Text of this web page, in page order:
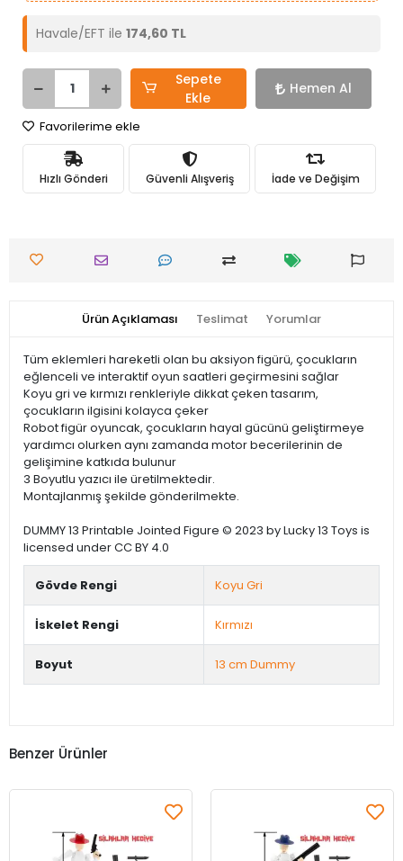
Havale/EFT ile 174,60 TL
Sepete
Ekle
Hemen Al
Favorilerime ekle
Hızlı Gönderi Güvenli Alışveriş İade ve Değişim
Ürün Açıklaması Teslimat Yorumlar
Tüm eklemleri hareketli olan bu aksiyon figürü, çocukların
eğlenceli ve interaktif oyun saatleri geçirmesini sağlar
Koyu gri ve kırmızı renkleriyle dikkat çeken tasarım,
çocukların ilgisini kolayca çeker
Robot figür oyuncak, çocukların hayal gücünü geliştirmeye
yardımcı olurken aynı zamanda motor becerilerinin de
gelişimine katkıda bulunur
3 Boyutlu yazıcı ile üretilmektedir.
Montajlanmış şekilde gönderilmekte.
DUMMY 13 Printable Jointed Figure © 2023 by Lucky 13 Toys is
licensed under CC BY 4.0
Gövde Rengi Koyu Gri
İskelet Rengi Kırmızı
Boyut 13 cm Dummy
Benzer Ürünler